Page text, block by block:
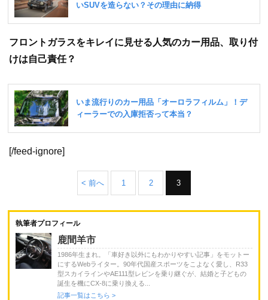
フロントガラスをキレイに見せる人気のカー用品、取り付
けは自己責任？
[/feed-ignore]
< 前へ 1 2 3
執筆者プロフィール
鹿間羊市
1986年生まれ。「車好き以外にもわかりやすい記事」をモットー
にするWebライター。90年代国産スポーツをこよなく愛し、R33
型スカイラインやAE111型レビンを乗り継ぐが、結婚と子どもの
誕生を機にCX-8に乗り換える...
記事一覧はこちら >